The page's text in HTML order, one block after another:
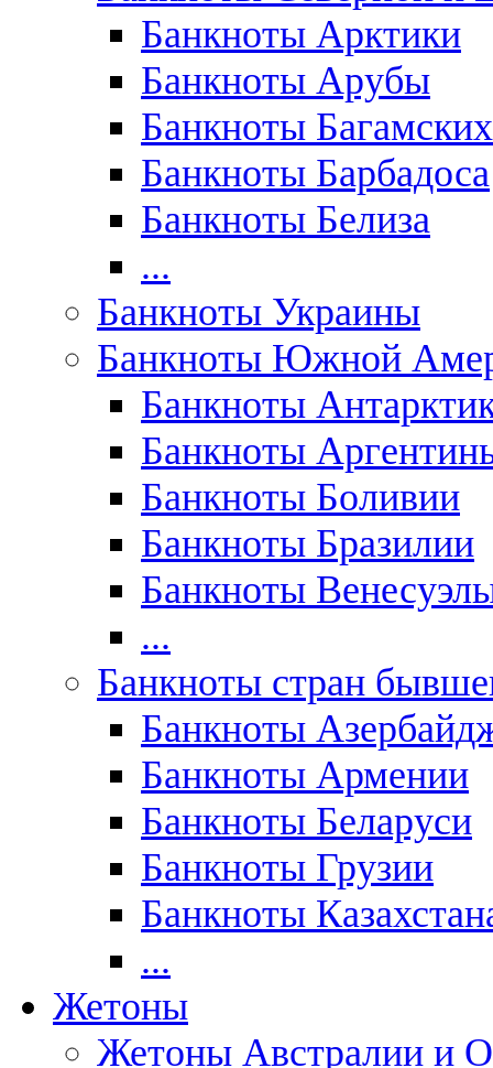
Банкноты Арктики
Банкноты Арубы
Банкноты
Банкноты Барбадоса
Банкноты Белиза
...
Банкноты Украины
Банкноты Южной
Банкноты
Банкноты
Банкноты Боливии
Банкноты Бразилии
Банкноты
...
Банкноты стран
Банкноты
Банкноты Армении
Банкноты Беларуси
Банкноты Грузии
Банкноты
...
Жетоны
Жетоны Австралии и